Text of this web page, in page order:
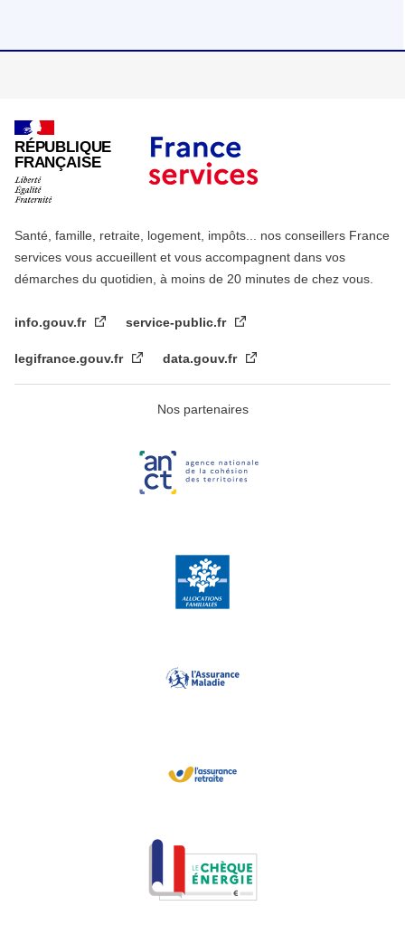
RÉPUBLIQUE
FRANÇAISE
Santé, famille, retraite, logement, impôts... nos conseillers France
services vous accueillent et vous accompagnent dans vos
démarches du quotidien, à moins de 20 minutes de chez vous.
info.gouv.fr service-public.fr
legifrance.gouv.fr data.gouv.fr
Nos partenaires